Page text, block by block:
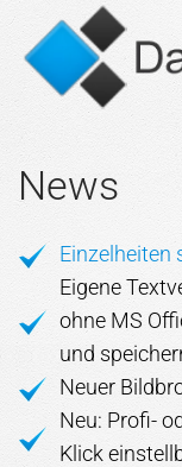
Zum
News
Einzelheiten
Eigene
ohne MS
und
Neuer
Neu: Profi-
Klick